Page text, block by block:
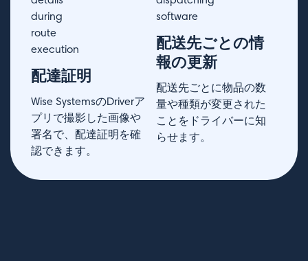
配達証明
Wise SystemsのDriverア
プリで撮影した画像や
署名で、配達証明を確
認できます。
配送先ごとの情
報の更新
配送先ごとに物品の数
量や種類が変更された
ことをドライバーに知
らせます。